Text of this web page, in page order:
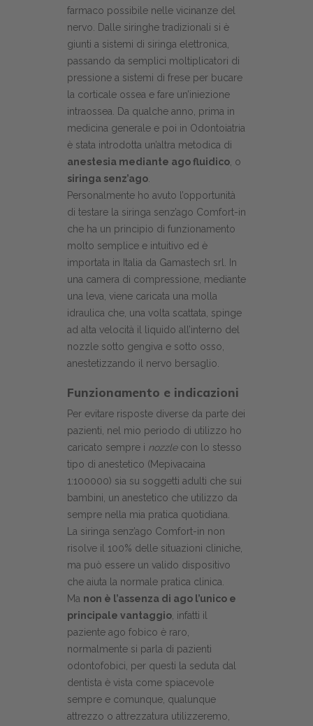
farmaco possibile nelle vicinanze del
nervo. Dalle siringhe tradizionali si è
giunti a sistemi di siringa elettronica,
passando da semplici moltiplicatori di
pressione a sistemi di frese per bucare
la corticale ossea e fare un’iniezione
intraossea. Da qualche anno, prima in
medicina generale e poi in Odontoiatria
è stata introdotta un’altra metodica di
anestesia mediante ago fluidico, o
siringa senz’ago.
Personalmente ho avuto l’opportunità
di testare la siringa senz’ago Comfort-in
che ha un principio di funzionamento
molto semplice e intuitivo ed è
importata in Italia da Gamastech srl. In
una camera di compressione, mediante
una leva, viene caricata una molla
idraulica che, una volta scattata, spinge
ad alta velocità il liquido all’interno del
nozzle sotto gengiva e sotto osso,
anestetizzando il nervo bersaglio.
Funzionamento e indicazioni
Per evitare risposte diverse da parte dei
pazienti, nel mio periodo di utilizzo ho
caricato sempre i nozzlecon lo stesso
tipo di anestetico (Mepivacaina
1:100000) sia su soggetti adulti che sui
bambini, un anestetico che utilizzo da
sempre nella mia pratica quotidiana.
La siringa senz’ago Comfort-in non
risolve il 100% delle situazioni cliniche,
ma può essere un valido dispositivo
che aiuta la normale pratica clinica.
Ma non è l’assenza di ago l’unico e
principale vantaggio, infatti il
paziente ago fobico è raro,
normalmente si parla di pazienti
odontofobici, per questi la seduta dal
dentista è vista come spiacevole
sempre e comunque, qualunque
attrezzo o attrezzatura utilizzeremo,